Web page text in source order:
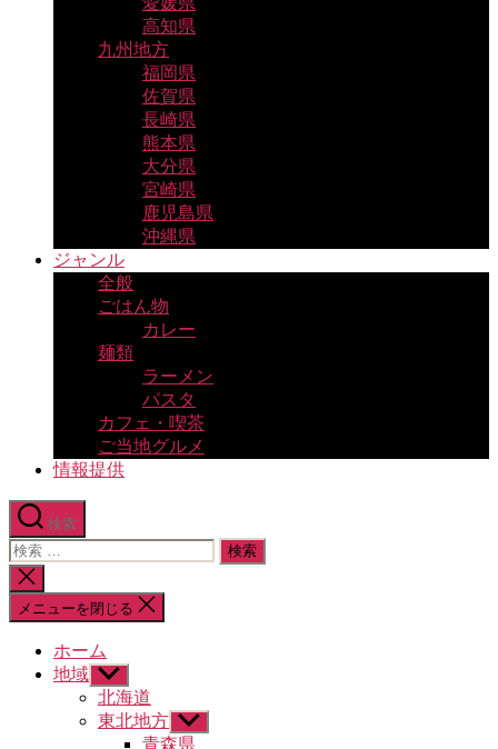
高知県
九州地方
福岡県
佐賀県
長崎県
熊本県
大分県
宮崎県
鹿児島県
沖縄県
ジャンル
全般
ごはん物
カレー
麺類
ラーメン
パスタ
カフェ・喫茶
ご当地グルメ
情報提供
検索
検
索
対
象:
検
索
を
メニューを閉じる
ホーム
地域 サ
ブ
メ
北海道
東北地方 サ
ブ
青森県